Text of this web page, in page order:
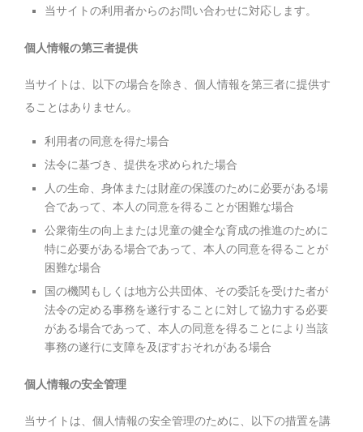
当サイトの利用者からのお問い合わせに対応します。
個人情報の第三者提供
当サイトは、以下の場合を除き、個人情報を第三者に提供す
ることはありません。
利用者の同意を得た場合
法令に基づき、提供を求められた場合
人の生命、身体または財産の保護のために必要がある場
合であって、本人の同意を得ることが困難な場合
公衆衛生の向上または児童の健全な育成の推進のために
特に必要がある場合であって、本人の同意を得ることが
困難な場合
国の機関もしくは地方公共団体、その委託を受けた者が
法令の定める事務を遂行することに対して協力する必要
がある場合であって、本人の同意を得ることにより当該
事務の遂行に支障を及ぼすおそれがある場合
個人情報の安全管理
当サイトは、個人情報の安全管理のために、以下の措置を講